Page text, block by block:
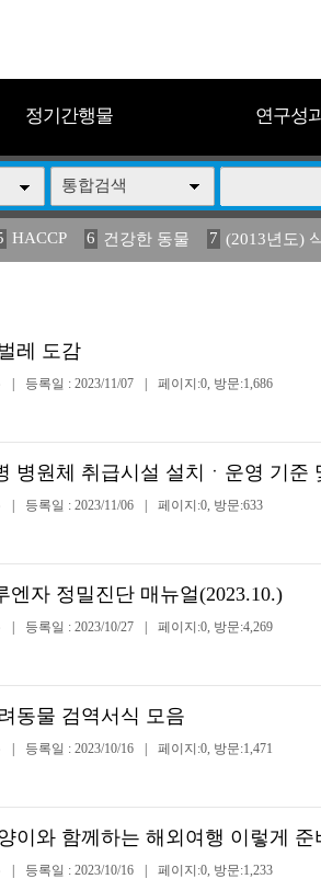
정기간행물 연구성
통합검색
HACCP 6 건강한 동물 7 (2013년도)
년도) 식 15 구제역 16 관리 17
레 도감
등록일 : 2023/11/07 페이지:0, 방문:1,686
병원체 취급시설 설치ㆍ운영 기준
등록일 : 2023/11/06 페이지:0, 방문:633
엔자 정밀진단 매뉴얼(2023.10.)
등록일 : 2023/10/27 페이지:0, 방문:4,269
동물 검역서식 모음
등록일 : 2023/10/16 페이지:0, 방문:1,471
이와 함께하는 해외여행 이렇게 준
등록일 : 2023/10/16 페이지:0, 방문:1,233